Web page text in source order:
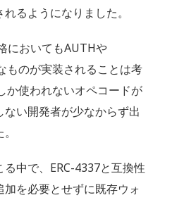
るようになりました。
においてもAUTHや
ものが実装されることは考
か使われないオペコードが
い開発者が少なからず出
中で、ERC-4337と互換性
を必要とせずに既存ウォ